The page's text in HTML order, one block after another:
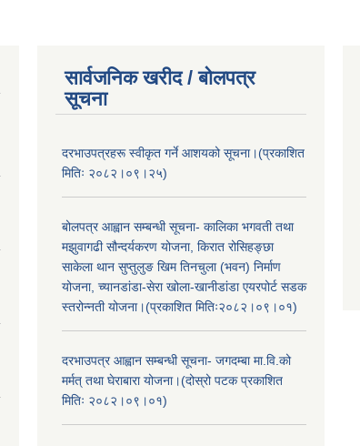
सार्वजनिक खरीद / बोलपत्र
सूचना
दरभाउपत्रहरू स्वीकृत गर्ने आशयको सूचना।(प्रकाशित
मितिः २०८२।०९।२५)
बोलपत्र आह्वान सम्बन्धी सूचना- कालिका भगवती तथा
मझुवागढी सौन्दर्यकरण योजना, किरात रोसिहङ्छा
साकेला थान सुप्तुलुङ खिम तिनचुला (भवन) निर्माण
योजना, च्यानडांडा-सेरा खोला-खानीडांडा एयरपोर्ट सडक
स्तरोन्नती योजना।(प्रकाशित मितिः२०८२।०९।०१)
दरभाउपत्र आह्वान सम्बन्धी सूचना- जगदम्बा मा.वि.को
मर्मत् तथा घेराबारा योजना।(दोस्रो पटक प्रकाशित
मितिः २०८२।०९।०१)